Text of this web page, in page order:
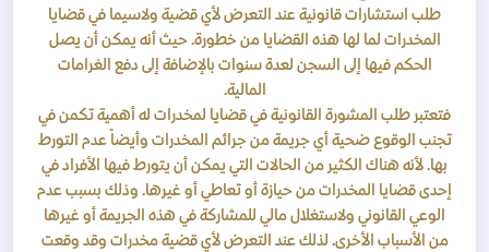
طلب استشارات قانونية عند التعرض لأي قضية ولاسيما في قضايا
المخدرات لما لها هذه القضايا من خطورة. حيث أنه يمكن أن يصل
الحكم فيها إلى السجن لعدة سنوات بالإضافة إلى دفع الغرامات
المالية.
فتعتبر طلب المشورة القانونية في قضايا لمخدرات له أهمية تكمن في
تجنب الوقوع ضحية أي جريمة من جرائم المخدرات وأيضاً عدم التورط
بها. لأنه هناك الكثير من الحالات التي يمكن أن يتورط فيها الأفراد في
إحدى قضايا المخدرات من حيازة أو تعاطي أو غيرها. وذلك بسبب عدم
الوعي القانوني ولاستغلال مالي للمشاركة في هذه الجريمة أو غيرها
من الأسباب الأخرى. لذلك عند التعرض لأي قضية مخدرات وقد وقعت